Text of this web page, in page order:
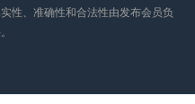
性、准确性和合法性由发布会员负